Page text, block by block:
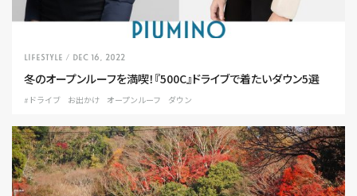
LIFESTYLE / Dec 16, 2022
冬のオープンルーフを満喫！『500C』ドライブで着たいダウン5選
#ドライブ お出かけ オープンルーフ ダウン